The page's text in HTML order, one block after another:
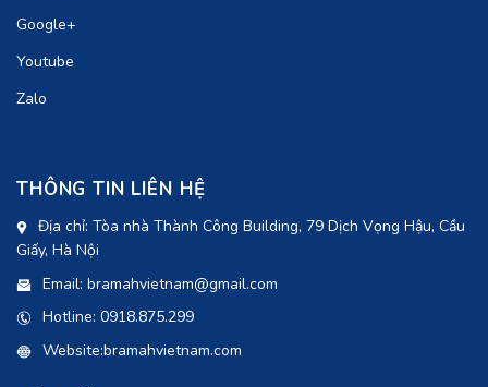
Google+
Youtube
Zalo
THÔNG TIN LIÊN HỆ
Địa chỉ: Tòa nhà Thành Công Building, 79 Dịch Vọng Hậu, Cầu
Giấy, Hà Nội
Email: bramahvietnam@gmail.com
Hotline: 0918.875.299
Website:bramahvietnam.com